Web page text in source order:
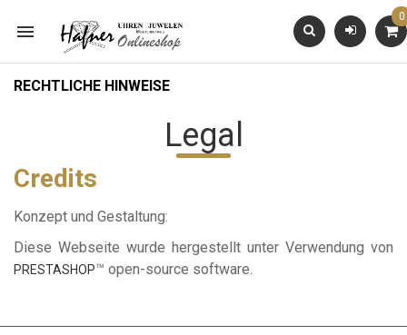

0
RECHTLICHE HINWEISE
Legal
Credits
Konzept und Gestaltung:
Diese Webseite wurde hergestellt unter Verwendung von
PRESTASHOP™ open-source software.